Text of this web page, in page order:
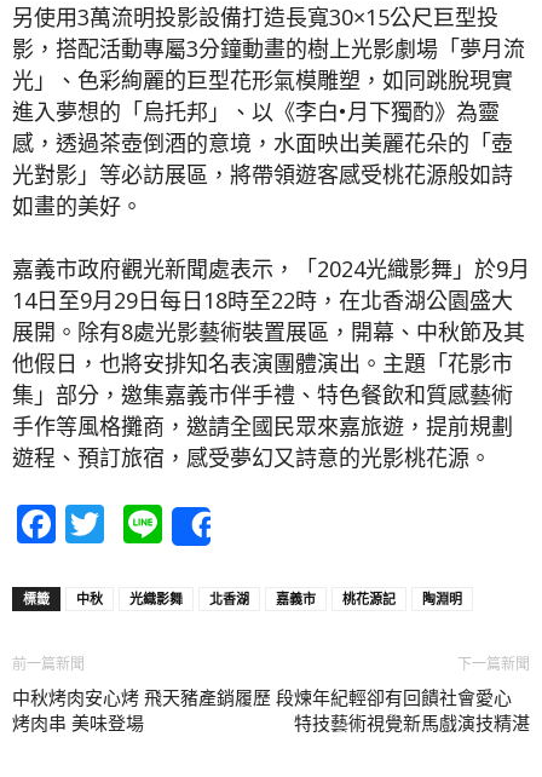
另使用3萬流明投影設備打造長寬30×15公尺巨型投
影，搭配活動專屬3分鐘動畫的樹上光影劇場「夢月流
光」、色彩絢麗的巨型花形氣模雕塑，如同跳脫現實
進入夢想的「烏托邦」、以《李白•月下獨酌》為靈
感，透過茶壺倒酒的意境，水面映出美麗花朵的「壺
光對影」等必訪展區，將帶領遊客感受桃花源般如詩
如畫的美好。
嘉義市政府觀光新聞處表示，「2024光織影舞」於9月
14日至9月29日每日18時至22時，在北香湖公園盛大
展開。除有8處光影藝術裝置展區，開幕、中秋節及其
他假日，也將安排知名表演團體演出。主題「花影市
集」部分，邀集嘉義市伴手禮、特色餐飲和質感藝術
手作等風格攤商，邀請全國民眾來嘉旅遊，提前規劃
遊程、預訂旅宿，感受夢幻又詩意的光影桃花源。
Facebook
Twitter
Line
標籤 中秋 光織影舞 北香湖 嘉義市 桃花源記 陶淵明
前一篇新聞
中秋烤肉安心烤 飛天豬產銷履歷
烤肉串 美味登場
下一篇新聞
段煉年紀輕卻有回饋社會愛心
特技藝術視覺新馬戲演技精湛